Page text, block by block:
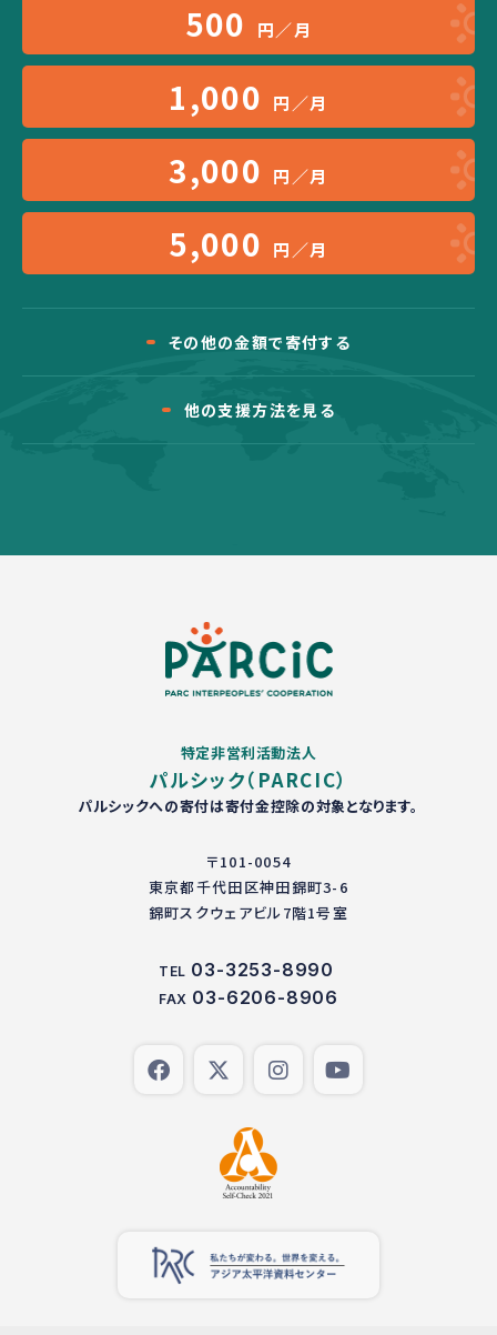
500 円／月
1,000 円／月
3,000 円／月
5,000 円／月
その他の金額で寄付する
他の支援方法を見る
特定非営利活動法人
パルシック（PARCIC）
パルシックへの寄付は寄付金控除の対象となります。
〒101-0054
東京都千代田区神田錦町3-6
錦町スクウェアビル7階1号室
TEL 03-3253-8990
FAX 03-6206-8906